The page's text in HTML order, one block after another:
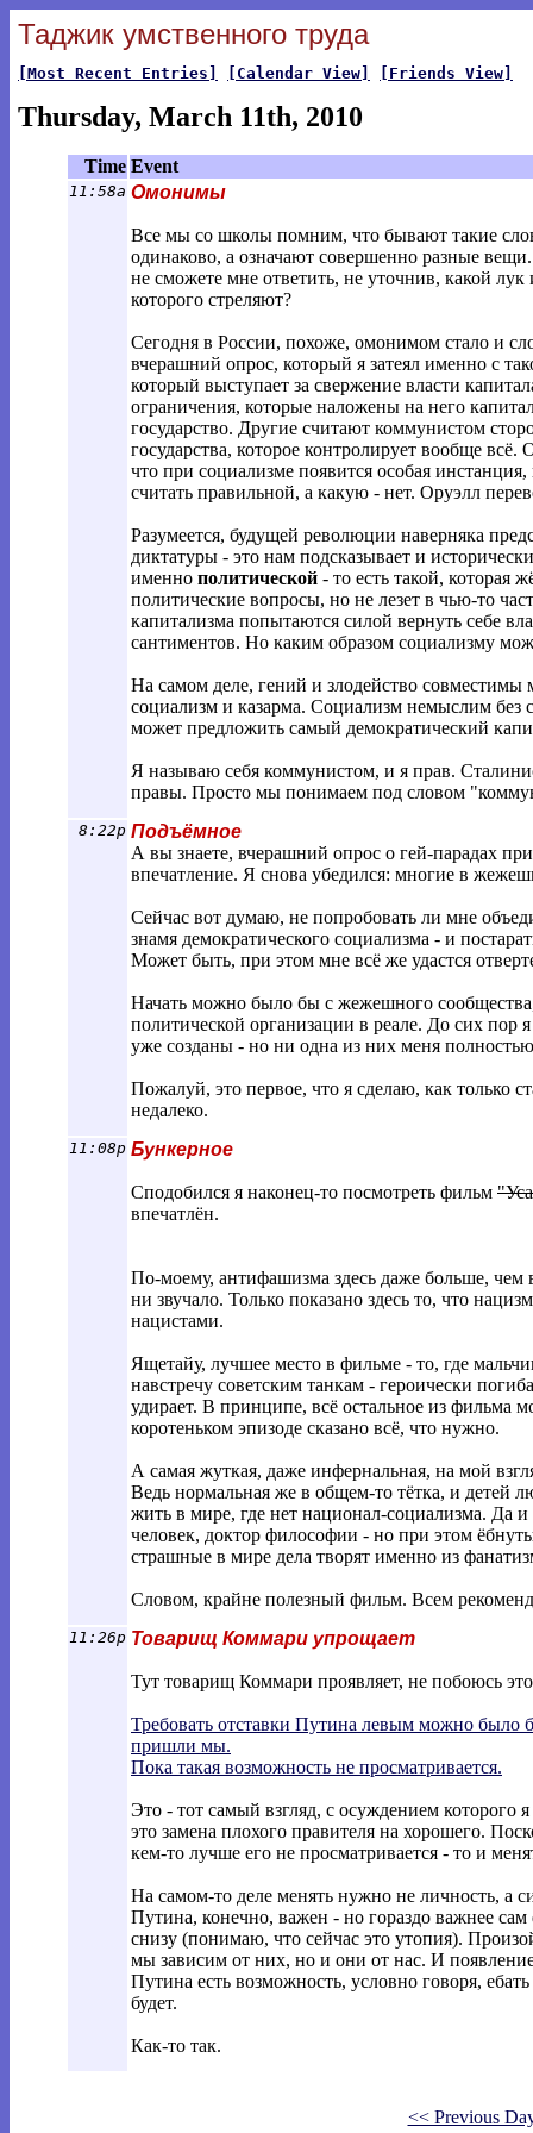
Таджик умственного труда
[Most Recent Entries] [Calendar View] [Friends View]
Thursday, March 11th, 2010
Time Event
11:58a Омонимы
Все мы со школы помним, что бывают такие
одинаково, а означают совершенно разные
не сможете мне ответить, не уточнив, какой лук
которого стреляют?
Сегодня в России, похоже, омонимом стало и
вчерашний опрос, который я затеял именно с
который выступает за свержение власти
ограничения, которые наложены на него
государство. Другие считают коммунистом
государства, которое контролирует вообще
что при социализме появится особая
считать правильной, а какую - нет. Оруэлл
Разумеется, будущей революции наверняка
диктатуры - это нам подсказывает и
именно политической - то есть такой, которая
политические вопросы, но не лезет в чью-то
капитализма попытаются силой вернуть себе
сантиментов. Но каким образом социализму
На самом деле, гений и злодейство
социализм и казарма. Социализм немыслим без
может предложить самый демократический
Я называю себя коммунистом, и я прав.
правы. Просто мы понимаем под словом
8:22p Подъёмное
А вы знаете, вчерашний опрос о гей-парадах
впечатление. Я снова убедился: многие в
Сейчас вот думаю, не попробовать ли мне
знамя демократического социализма - и
Может быть, при этом мне всё же удастся
Начать можно было бы с жежешного
политической организации в реале. До сих пор
уже созданы - но ни одна из них меня полностью
Пожалуй, это первое, что я сделаю, как только
недалеко.
11:08p Бункерное
Сподобился я наконец-то посмотреть фильм
впечатлён.
По-моему, антифашизма здесь даже больше,
ни звучало. Только показано здесь то, что
нацистами.
Ящетайу, лучшее место в фильме - то, где
навстречу советским танкам - героически
удирает. В принципе, всё остальное из фильма
коротеньком эпизоде сказано всё, что нужно.
А самая жуткая, даже инфернальная, на мой
Ведь нормальная же в общем-то тётка, и детей
жить в мире, где нет национал-социализма. Да
человек, доктор философии - но при этом
страшные в мире дела творят именно из
Словом, крайне полезный фильм. Всем
11:26p Товарищ Коммари упрощает
Тут товарищ Коммари проявляет, не побоюсь
Требовать отставки Путина левым можно было
пришли мы.
Пока такая возможность не просматривается.
Это - тот самый взгляд, с осуждением
это замена плохого правителя на хорошего.
кем-то лучше его не просматривается - то и
На самом-то деле менять нужно не личность, а
Путина, конечно, важен - но гораздо важнее
снизу (понимаю, что сейчас это утопия).
мы зависим от них, но и они от нас. И
Путина есть возможность, условно говоря,
будет.
Как-то так.
<< Previous